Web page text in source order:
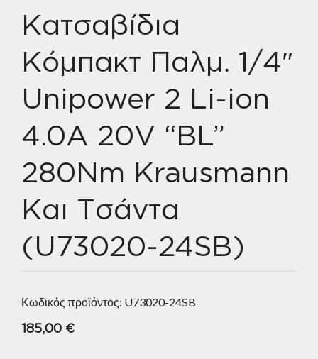
Κατσαβίδια
Κόμπακτ Παλμ. 1/4″
Unipower 2 Li-ion
4.0A 20V “BL”
280Nm Krausmann
Και Τσάντα
(U73020-24SB)
Κωδικός προϊόντος: U73020-24SB
185,00 €